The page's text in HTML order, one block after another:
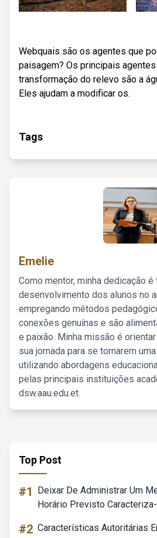
Webquais são os agentes que
paisagem? Os principais
transformação do relevo são a
Eles ajudam a modificar os.
Tags
Emelie
Como mentor, minha dedicação é
desenvolvimento dos alunos no
empregando métodos
conexões genuínas e são
e paixão. Minha missão é
sua jornada para se tornarem
utilizando abordagens
pelas principais instituições
dsw.aau.edu.et.
Top Post
#1
Deixar De Administrar Um
Horário Previsto
#2 Características Autoritárias